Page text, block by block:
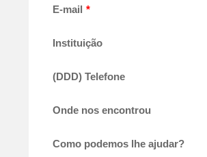
E-mail *
Instituição
(DDD) Telefone
Onde nos encontrou
Como podemos lhe ajudar?